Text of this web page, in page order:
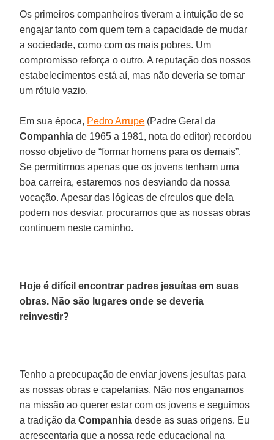
Os primeiros companheiros tiveram a intuição de se
engajar tanto com quem tem a capacidade de mudar
a sociedade, como com os mais pobres. Um
compromisso reforça o outro. A reputação dos nossos
estabelecimentos está aí, mas não deveria se tornar
um rótulo vazio.
Em sua época, Pedro Arrupe (Padre Geral da
Companhia de 1965 a 1981, nota do editor) recordou
nosso objetivo de “formar homens para os demais”.
Se permitirmos apenas que os jovens tenham uma
boa carreira, estaremos nos desviando da nossa
vocação. Apesar das lógicas de círculos que dela
podem nos desviar, procuramos que as nossas obras
continuem neste caminho.
Hoje é difícil encontrar padres jesuítas em suas
obras. Não são lugares onde se deveria
reinvestir?
Tenho a preocupação de enviar jovens jesuítas para
as nossas obras e capelanias. Não nos enganamos
na missão ao querer estar com os jovens e seguimos
a tradição daCompanhia desde as suas origens. Eu
acrescentaria que a nossa rede educacional na